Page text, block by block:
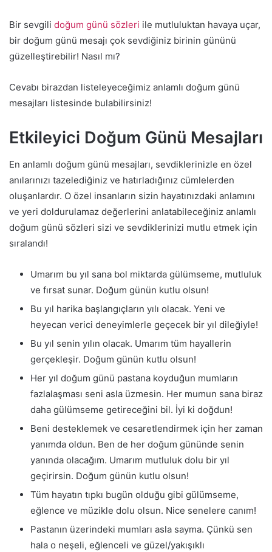
Bir sevgili doğum günü sözleri ile mutluluktan havaya uçar,
bir doğum günü mesajı çok sevdiğiniz birinin gününü
güzelleştirebilir! Nasıl mı?
Cevabı birazdan listeleyeceğimiz anlamlı doğum günü
mesajları listesinde bulabilirsiniz!
Etkileyici Doğum Günü Mesajları
En anlamlı doğum günü mesajları, sevdiklerinizle en özel
anılarınızı tazelediğiniz ve hatırladığınız cümlelerden
oluşanlardır. O özel insanların sizin hayatınızdaki anlamını
ve yeri doldurulamaz değerlerini anlatabileceğiniz anlamlı
doğum günü sözleri sizi ve sevdiklerinizi mutlu etmek için
sıralandı!
Umarım bu yıl sana bol miktarda gülümseme, mutluluk
ve fırsat sunar. Doğum günün kutlu olsun!
Bu yıl harika başlangıçların yılı olacak. Yeni ve
heyecan verici deneyimlerle geçecek bir yıl dileğiyle!
Bu yıl senin yılın olacak. Umarım tüm hayallerin
gerçekleşir. Doğum günün kutlu olsun!
Her yıl doğum günü pastana koyduğun mumların
fazlalaşması seni asla üzmesin. Her mumun sana biraz
daha gülümseme getireceğini bil. İyi ki doğdun!
Beni desteklemek ve cesaretlendirmek için her zaman
yanımda oldun. Ben de her doğum gününde senin
yanında olacağım. Umarım mutluluk dolu bir yıl
geçirirsin. Doğum günün kutlu olsun!
Tüm hayatın tıpkı bugün olduğu gibi gülümseme,
eğlence ve müzikle dolu olsun. Nice senelere canım!
Pastanın üzerindeki mumları asla sayma. Çünkü sen
hala o neşeli, eğlenceli ve güzel/yakışıklı